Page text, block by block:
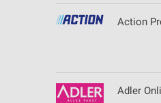
Action
Adler